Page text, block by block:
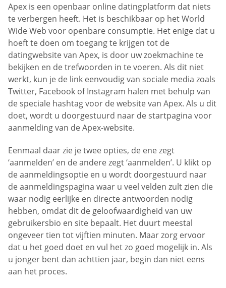
Apex is een openbaar online datingplatform dat niets
te verbergen heeft. Het is beschikbaar op het World
Wide Web voor openbare consumptie. Het enige dat u
hoeft te doen om toegang te krijgen tot de
datingwebsite van Apex, is door uw zoekmachine te
bekijken en de trefwoorden in te voeren. Als dit niet
werkt, kun je de link eenvoudig van sociale media zoals
Twitter, Facebook of Instagram halen met behulp van
de speciale hashtag voor de website van Apex. Als u dit
doet, wordt u doorgestuurd naar de startpagina voor
aanmelding van de Apex-website.
Eenmaal daar zie je twee opties, de ene zegt
‘aanmelden’ en de andere zegt ‘aanmelden’. U klikt op
de aanmeldingsoptie en u wordt doorgestuurd naar
de aanmeldingspagina waar u veel velden zult zien die
waar nodig eerlijke en directe antwoorden nodig
hebben, omdat dit de geloofwaardigheid van uw
gebruikersbio en site bepaalt. Het duurt meestal
ongeveer tien tot vijftien minuten. Maar zorg ervoor
dat u het goed doet en vul het zo goed mogelijk in. Als
u jonger bent dan achttien jaar, begin dan niet eens
aan het proces.